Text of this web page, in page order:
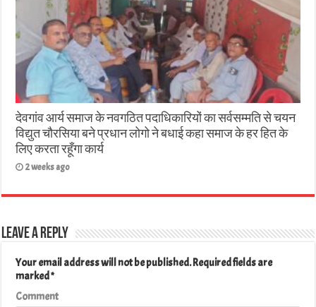
देवगांव आर्य समाज के नवगठित पदाधिकारियों का सर्वसम्मति से चयन
विद्युत चौरसिया बने प्रधान लोगो ने बधाई कहा समाज के हर हित के
लिए करता रहूँगा कार्य
2 weeks ago
Leave a Reply
Your email address will not be published.Required fields are
marked*
Comment